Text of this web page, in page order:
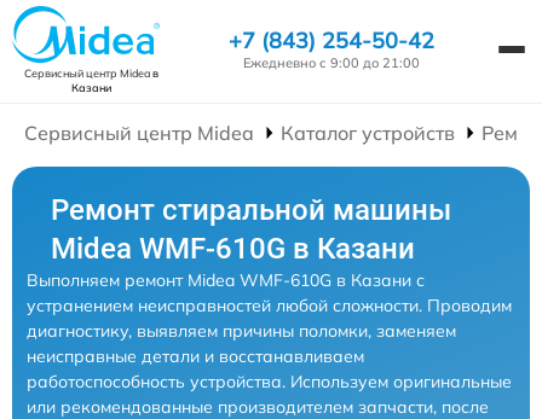
Сервисный центр Mideaв
Казани
+7 (843) 254-50-42
Ежедневно с 9:00 до 21:00
Сервисный центр Midea Каталог устройств
Ремонт стиральной машины
Midea WMF-610G в Казани
Выполняем ремонт Midea WMF-610G в Казани с
устранением неисправностей любой сложности. Проводим
диагностику, выявляем причины поломки, заменяем
неисправные детали и восстанавливаем
работоспособность устройства. Используем оригинальные
или рекомендованные производителем запчасти, после